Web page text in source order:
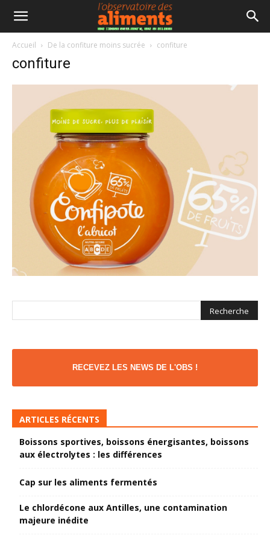
Accueil De la confiture moins sucrée confiture
confiture
RECEVEZ LES NEWS DE L'OBS !
ARTICLES RÉCENTS
Boissons sportives, boissons énergisantes, boissons
aux électrolytes : les différences
Cap sur les aliments fermentés
Le chlordécone aux Antilles, une contamination
majeure inédite